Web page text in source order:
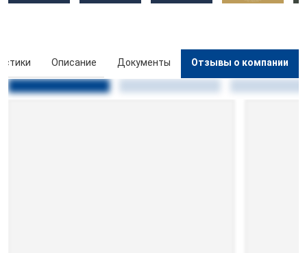
Описание Документы Отзывы о компании